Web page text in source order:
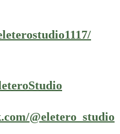
@eletero_studio